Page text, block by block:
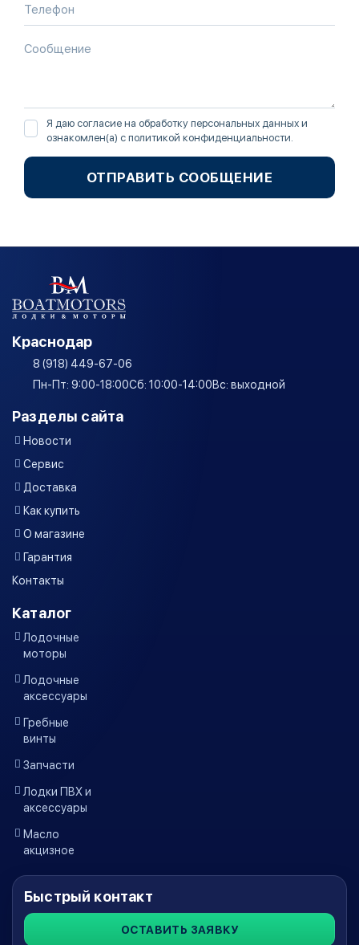
Я даю согласие на обработку персональных данных и
ознакомлен(а) с политикой конфиденциальности
ОТПРАВИТЬ СООБЩЕНИЕ
Краснодар
8 (918) 449-67-06
Пн-Пт: 9:00-18:00Сб: 10:00-14:00Вс: выходной
Разделы сайта
Новости
Сервис
Доставка
Как купить
О магазине
Гарантия
Контакты
Каталог
Лодочные
моторы
Лодочные
аксессуары
Гребные
винты
Запчасти
Лодки ПВХ и
аксессуары
Масло
акцизное
Быстрый контакт
ОСТАВИТЬ ЗАЯВКУ